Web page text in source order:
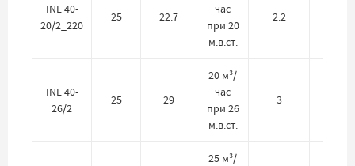
INL 40-
20/2_220
25 22.7
час
при 20
м.в.ст.
2.2
INL 40-
26/2
25 29
20 м³/
час
при 26
м.в.ст.
3
25 м³/